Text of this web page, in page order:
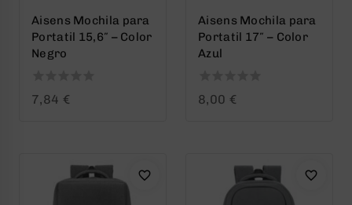
Aisens Mochila para
Portatil 15,6″ – Color
Negro
0
7,84 €
Aisens Mochila para
Portatil 17″ – Color
Azul
0
8,00 €